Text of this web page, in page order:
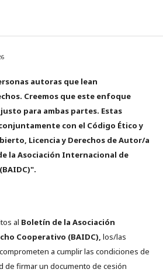
autoras que lean
Creemos que este enfoque
para ambas partes. Estas
con el Código Ético y
Licencia y Derechos de Autor/a
la Asociación Internacional de
al Boletín de la Asociación
Cooperativo (BAIDC), los/las
a cumplir las condiciones de
de firmar un documento de cesión